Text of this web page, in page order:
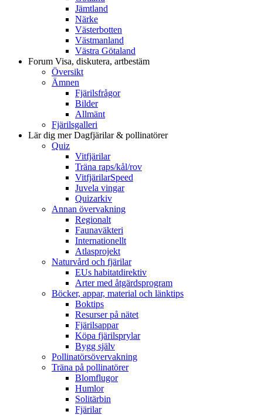
Jämtland
Närke
Västerbotten
Västmanland
Västra Götaland
Forum Visa, diskutera, artbestäm
Översikt
Ämnen
Fjärilsfrågor
Bilder
Allmänt
Fjärilsgalleri
Lär dig merDagfjärilar & pollinatörer
Quiz
Vitfjärilar
Träna raps/kål/rov
VitfjärilarSpeed
Juvela vingar
Quizarkiv
Annan övervakning
Regionalt
Faunaväkteri
Internationellt
Atlasprojekt
Naturvård och fjärilar
EUs habitatdirektiv
Arter med åtgärdsprogram
Böcker, appar, material och länktips
Boktips
Resurser på nätet
Fjärilsappar
Köpa fjärilsprylar
Bygg själv
Pollinatörsövervakning
Träna på pollinatörer
Blomflugor
Humlor
Solitärbin
Fjärilar